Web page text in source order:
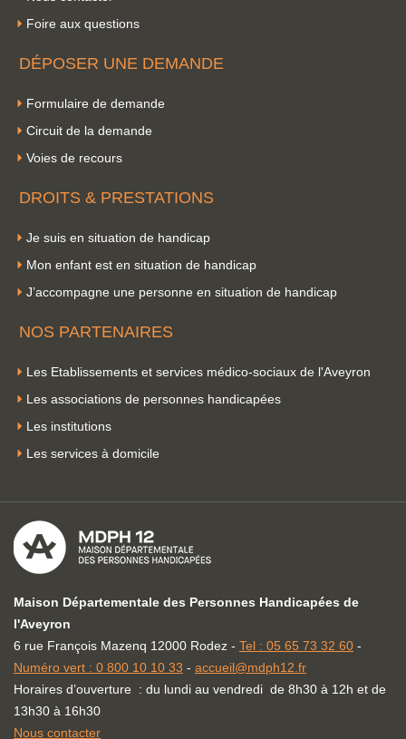
Foire aux questions
DÉPOSER UNE DEMANDE
Formulaire de demande
Circuit de la demande
Voies de recours
DROITS & PRESTATIONS
Je suis en situation de handicap
Mon enfant est en situation de handicap
J’accompagne une personne en situation de handicap
NOS PARTENAIRES
Les Etablissements et services médico-sociaux de l'Aveyron
Les associations de personnes handicapées
Les institutions
Les services à domicile
Maison Départementale des Personnes Handicapées de
l'Aveyron
6 rue François Mazenq 12000 Rodez - Tel : 05 65 73 32 60 -
Numéro vert : 0 800 10 10 33 - accueil@mdph12.fr
Horaires d’ouverture : du lundi au vendredi de 8h30 à 12h et de
13h30 à 16h30
Nous contacter